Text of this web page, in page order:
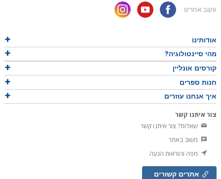
עקוב אחרינו
אודותינו
מהי סיינטולוגיה?
קורסים אונליין
חנות ספרים
איך אנחנו עוזרים
צור איתנו קשר
שאלות? צור איתנו קשר
משוב באתר
מפה והוראות הגעה
אתרים קשורים